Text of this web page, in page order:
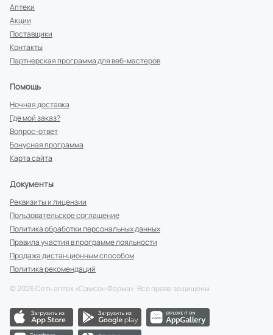
Аптеки
Акции
Поставщики
Контакты
Партнерская программа для веб-мастеров
Помощь
Ночная доставка
Где мой заказ?
Вопрос-ответ
Бонусная программа
Карта сайта
Документы
Реквизиты и лицензии
Пользовательское соглашение
Политика обработки персональных данных
Правила участия в программе лояльности
Продажа дистанционным способом
Политика рекомендаций
© 2026Сеть аптек «Самсон Фарма». Все права защищены